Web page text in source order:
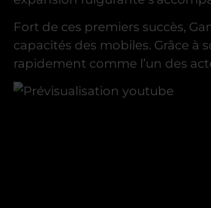
Fort de ces premiers succès,
capacités des mobiles. Grâce à
rapidement comme l’un des